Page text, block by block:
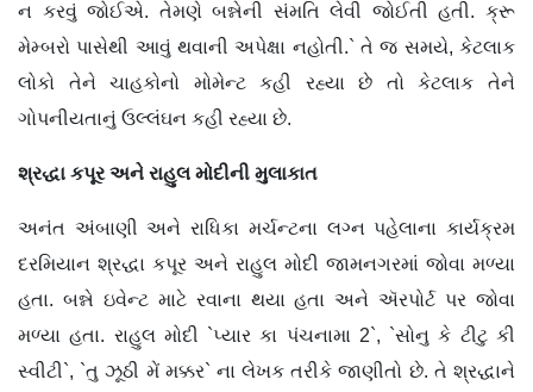
ન કરવું જોઈએ. તેમણે બન્નેની સંમતિ લેવી જોઈતી હતી. ક્રૂ
મેમ્બરો પાસેથી આવું થવાની અપેક્ષા નહોતી.` તે જ સમયે, કેટલાક
લોકો તેને ચાહકોનો મોમેન્ટ કહી રહ્યા છે તો કેટલાક તેને
ગોપનીયતાનું ઉલ્લંઘન કહી રહ્યા છે.
શ્રદ્ધા કપૂર અને રાહુલ મોદીની મુલાકાત
અનંત અંબાણી અને રાધિકા મર્ચન્ટના લગ્ન પહેલાના કાર્યક્રમ
દરમિયાન શ્રદ્ધા કપૂર અને રાહુલ મોદી જામનગરમાં જોવા મળ્યા
હતા. બન્ને ઇવેન્ટ માટે રવાના થયા હતા અને ઍરપોર્ટ પર જોવા
મળ્યા હતા. રાહુલ મોદી `પ્યાર કા પંચનામા 2`, `સોનુ કે ટીટુ કી
સ્વીટી`, `તુ ઝૂઠી મેં મક્કર` ના લેખક તરીકે જાણીતો છે. તે શ્રદ્ધાને